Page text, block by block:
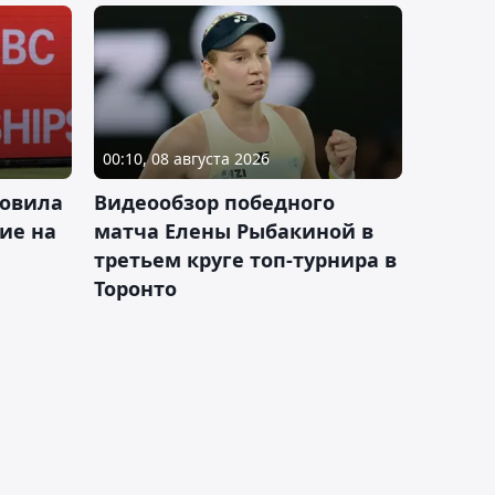
на
00:10, 08 августа 2026
Видеообзор победного
матча Елены Рыбакиной в
третьем круге топ-турнира в
Торонто